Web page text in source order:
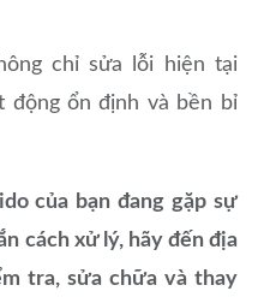
chỉ sửa lỗi hiện tại
động ổn định và bền bỉ
của bạn đang gặp sự
cách xử lý, hãy đến địa
tra, sửa chữa và thay